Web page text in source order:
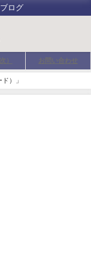
ログ
） お問い合わせ
）」